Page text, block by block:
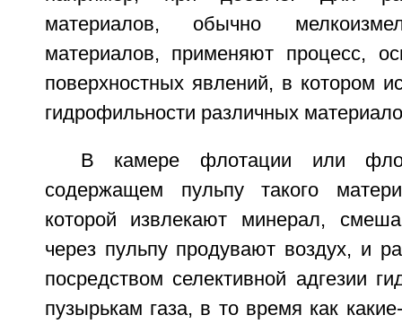
материалов, обычно
материалов, применяют процесс,
поверхностных явлений, в котором
гидрофильности различных
В камере флотации или
содержащем пульпу такого
которой извлекают минерал,
через пульпу продувают воздух, и
посредством селективной адгезии
пузырькам газа, в то время как